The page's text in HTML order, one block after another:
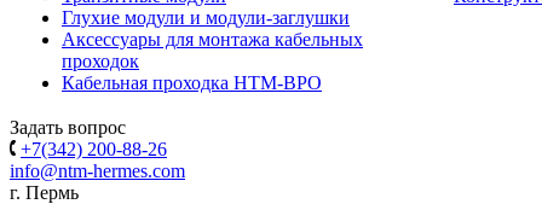
Глухие модули и модули-заглушки
Аксессуары для монтажа кабельных
проходок
Кабельная проходка НТМ-ВРО
Задать вопрос
+7(342) 200-88-26
info@ntm-hermes.com
г. Пермь